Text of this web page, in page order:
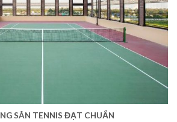
SÂN TENNIS ĐẠT CHUẨN